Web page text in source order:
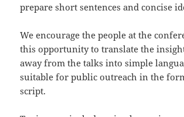
prepare short sentences and concise
We encourage the people at the
this opportunity to translate the
away from the talks into simple
suitable for public outreach in the
script.